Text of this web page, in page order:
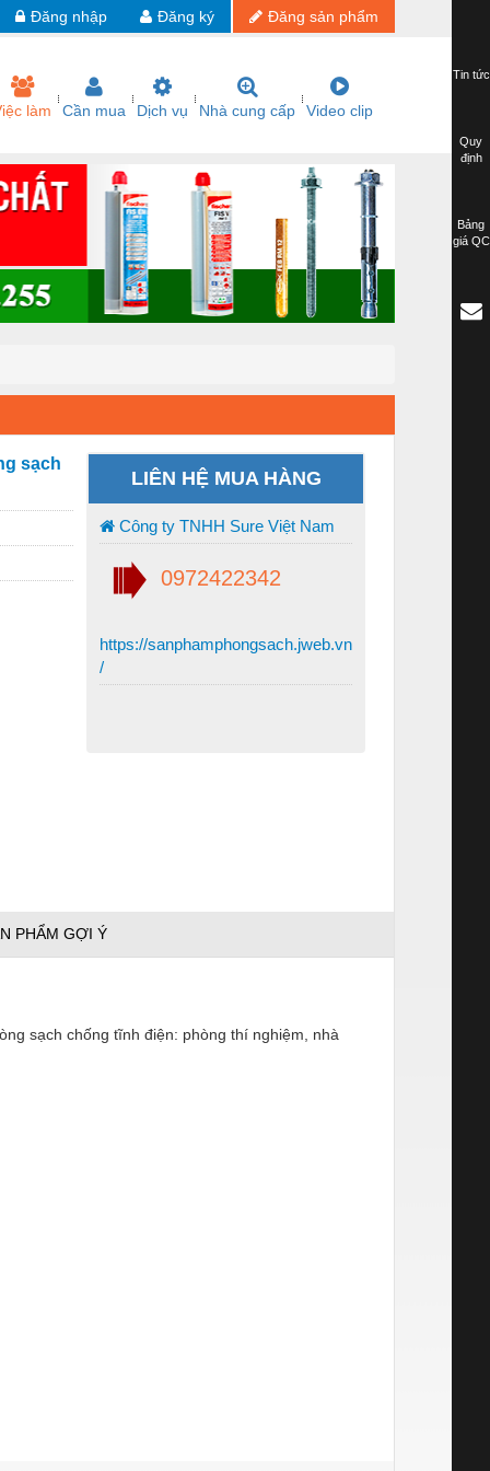
Đăng sản phẩm
Đăng ký
Đăng nhập
làm Cần mua Dịch vụ Nhà cung cấp Video clip
sạch
LIÊN HỆ MUA HÀNG
Công ty TNHH Sure Việt Nam
0972422342
https://sanphamphongsach.jweb.vn
/
PHẨM GỢI Ý
sạch chống tĩnh điện: phòng thí nghiệm, nhà
Tin tức
Quy
định
Bảng
giá QC